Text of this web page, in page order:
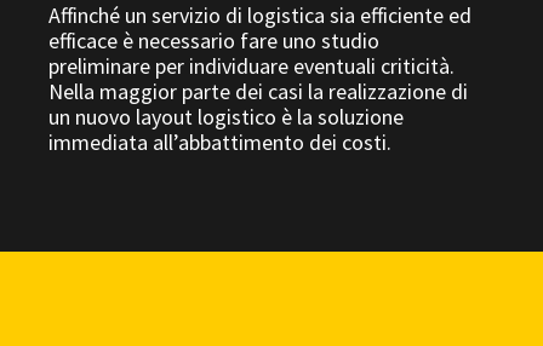
Affinché un servizio di logistica sia efficiente ed
efficace è necessario fare uno studio
preliminare per individuare eventuali criticità.
Nella maggior parte dei casi la realizzazione di
un nuovo layout logistico è la soluzione
immediata all’abbattimento dei costi.